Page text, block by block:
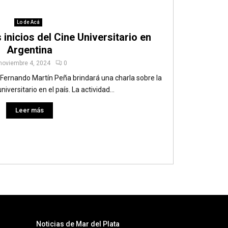
Lo de Acá
inicios del Cine Universitario en
Argentina
4, 2024 0
Martín Peña brindará una charla sobre la
en el país. La actividad...
Leer más
Noticias de Mar del Plata